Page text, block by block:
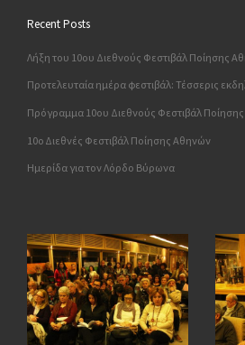
Recent Posts
Λήξη του 10ου Διεθνούς Φεστιβάλ Ποίησης
Προτελευταία ημέρα φεστιβάλ: Τέσσερις
Πρόγραμμα 10ου Διεθνούς Φεστιβάλ
10o Διεθνές Φεστιβάλ Ποίησης Αθηνών
Ημερίδα για τον Λόρδο Βύρωνα